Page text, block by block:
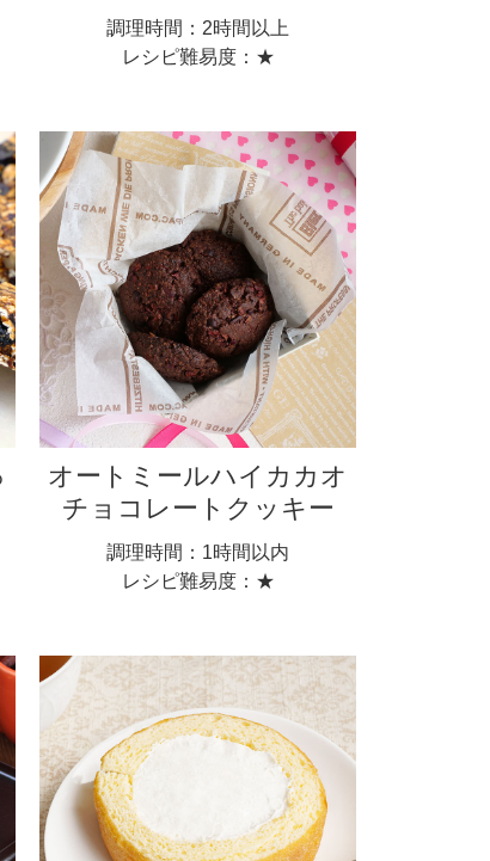
調理時間：2時間以上
レシピ難易度：★
オートミールハイカカオ
チョコレートクッキー
調理時間：1時間以内
レシピ難易度：★